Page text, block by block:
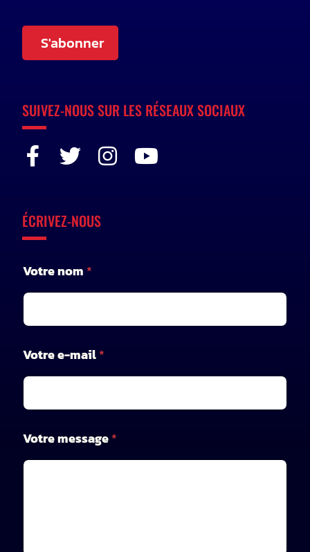
S'abonner
SUIVEZ-NOUS SUR LES RÉSEAUX SOCIAUX
ÉCRIVEZ-NOUS
*
*
Votre nom *
Votre e-mail*
Votre message*